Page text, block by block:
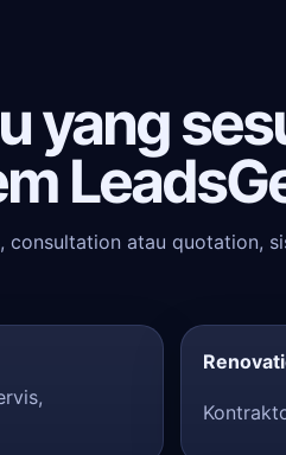
yang
consultation atau quotation,